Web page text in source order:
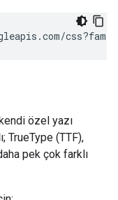
.com/css?
özel yazı
TrueType (TTF),
pek çok farklı